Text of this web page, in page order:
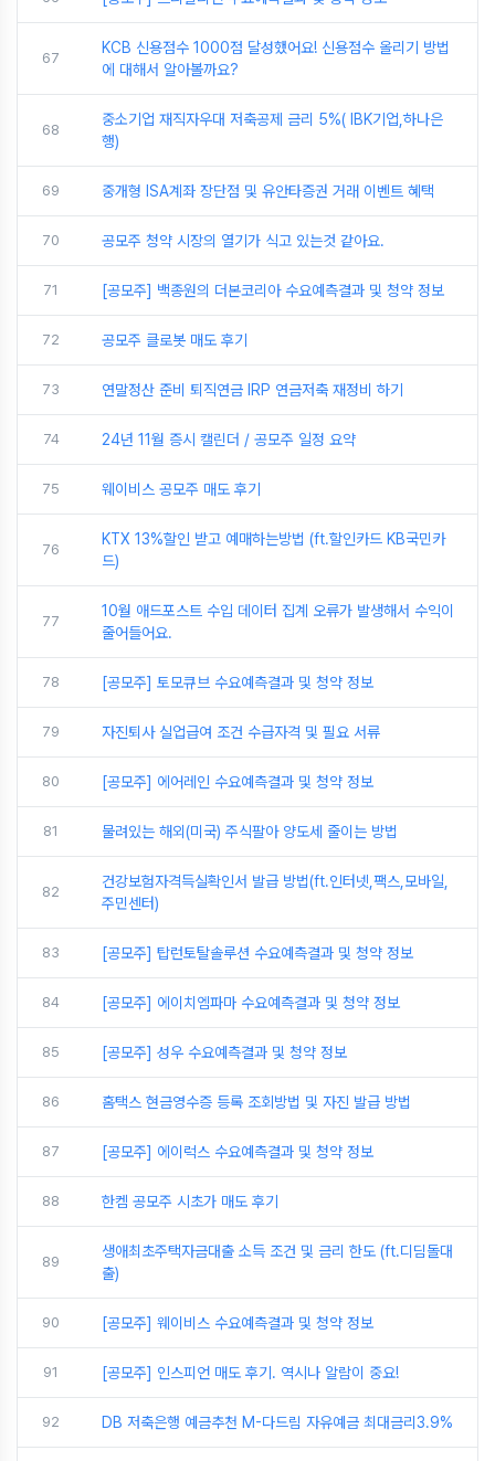
67
KCB 신용점수 1000점 달성했어요! 신용점수 올리기 방법
에 대해서 알아볼까요?
68
중소기업 재직자우대 저축공제 금리 5%( IBK기업,하나은
행)
69 중개형 ISA계좌 장단점 및 유안타증권 거래 이벤트 혜택
70 공모주 청약 시장의 열기가 식고 있는것 같아요.
71 [공모주] 백종원의 더본코리아 수요예측결과 및 청약 정보
72 공모주 클로봇 매도 후기
73 연말정산 준비 퇴직연금 IRP 연금저축 재정비 하기
74 24년 11월 증시 캘린더 / 공모주 일정 요약
75 웨이비스 공모주 매도 후기
76
KTX 13%할인 받고 예매하는방법 (ft.할인카드 KB국민카
드)
77
10월 애드포스트 수입 데이터 집계 오류가 발생해서 수익이
줄어들어요.
78 [공모주] 토모큐브 수요예측결과 및 청약 정보
79 자진퇴사 실업급여 조건 수급자격 및 필요 서류
80 [공모주] 에어레인 수요예측결과 및 청약 정보
81 물려있는 해외(미국) 주식팔아 양도세 줄이는 방법
82
건강보험자격득실확인서 발급 방법(ft.인터넷,팩스,모바일,
주민센터)
83 [공모주] 탑런토탈솔루션 수요예측결과 및 청약 정보
84 [공모주] 에이치엠파마 수요예측결과 및 청약 정보
85 [공모주] 성우 수요예측결과 및 청약 정보
86 홈택스 현금영수증 등록 조회방법 및 자진 발급 방법
87 [공모주] 에이럭스 수요예측결과 및 청약 정보
88 한켐 공모주 시초가 매도 후기
89
생애최초주택자금대출 소득 조건 및 금리 한도 (ft.디딤돌대
출)
90 [공모주] 웨이비스 수요예측결과 및 청약 정보
91 [공모주] 인스피언 매도 후기. 역시나 알람이 중요!
92 DB 저축은행 예금추천 M-다드림 자유예금 최대금리3.9%